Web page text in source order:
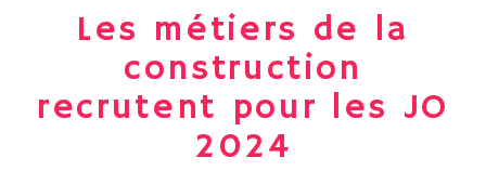
Les métiers de la
construction
recrutent pour les JO
2024